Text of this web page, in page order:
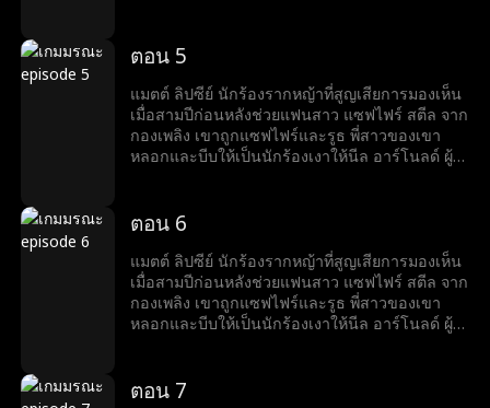
เกิดใหม่ เขาตั้งปณิธานว่าจะไม่ยอมถูกเอาเปรียบ
เป็นดาวดัง
ตอน 5
แมตต์ ลิปซีย์ นักร้องรากหญ้าที่สูญเสียการมองเห็น
เมื่อสามปีก่อนหลังช่วยแฟนสาว แซฟไฟร์ สตีล จาก
กองเพลิง เขาถูกแซฟไฟร์และรูธ พี่สาวของเขา
หลอกและบีบให้เป็นนักร้องเงาให้นีล อาร์โนลด์ ผู้ที่
เกิดใหม่ เขาตั้งปณิธานว่าจะไม่ยอมถูกเอาเปรียบ
เป็นดาวดัง
ตอน 6
แมตต์ ลิปซีย์ นักร้องรากหญ้าที่สูญเสียการมองเห็น
เมื่อสามปีก่อนหลังช่วยแฟนสาว แซฟไฟร์ สตีล จาก
กองเพลิง เขาถูกแซฟไฟร์และรูธ พี่สาวของเขา
หลอกและบีบให้เป็นนักร้องเงาให้นีล อาร์โนลด์ ผู้ที่
เกิดใหม่ เขาตั้งปณิธานว่าจะไม่ยอมถูกเอาเปรียบ
ตอน 7